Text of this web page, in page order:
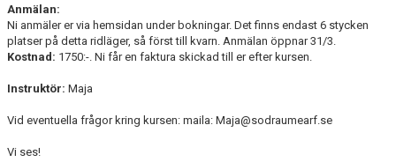
Anmälan:
Ni anmäler er via hemsidan under bokningar. Det finns endast 6 stycken
platser på detta ridläger, så först till kvarn. Anmälan öppnar 31/3.
Kostnad: 1750:-. Ni får en faktura skickad till er efter kursen.
Instruktör: Maja
Vid eventuella frågor kring kursen: maila: Maja@sodraumearf.se
Vi ses!